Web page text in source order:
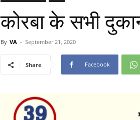
कोरबा के सभी
By VA - September 21, 2020
Share Facebook